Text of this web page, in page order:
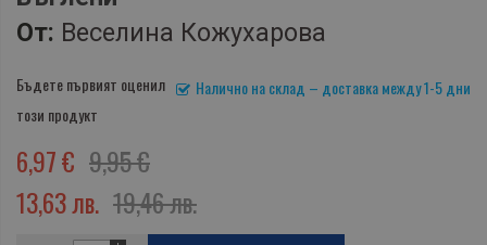
От: Веселина Кожухарова
Налично на склад – доставка между 1-5 дни
Бъдете първият оценил
този продукт
6,97 € 9,95 €
13,63 лв. 19,46 лв.